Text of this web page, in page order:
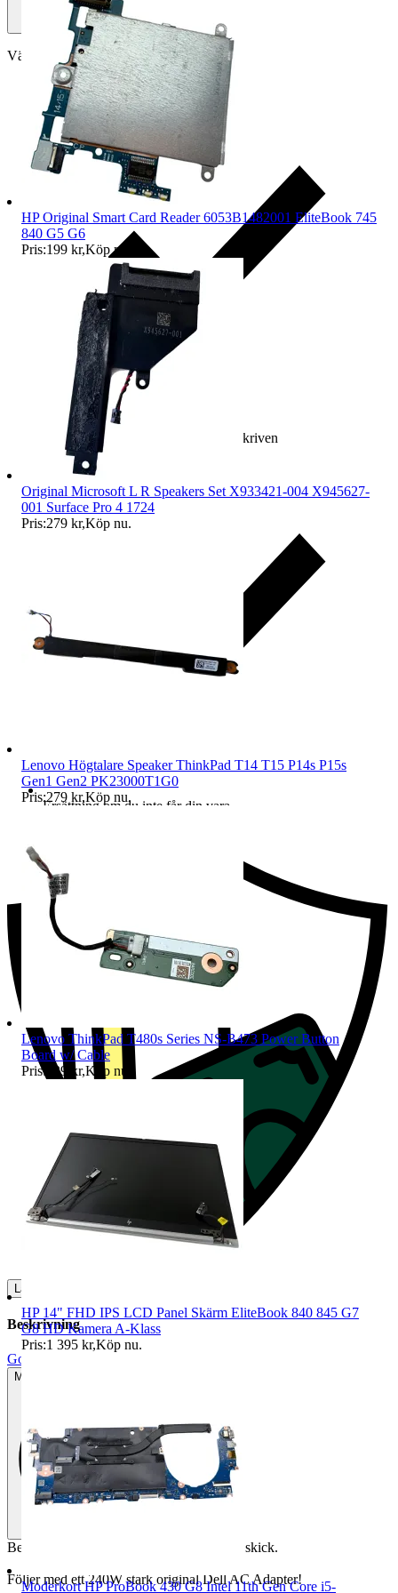
Välj till köparskydd
Ersättning om varan inte är som beskriven
Ersättning om du inte får din vara
Lagerstatus
Beskrivning
Gott använt skick
Mindre tecken på användning
Begagnad Dell Dock WD19 i mycket fint skick.
Följer med ett 240W stark original Dell AC Adapter!
HP Original Smart Card Reader 6053B1482001 EliteBook 745
840 G5 G6
Pris:199 kr,Köp nu
Original Microsoft L R Speakers Set X933421-004 X945627-
001 Surface Pro 4 1724
Pris:279 kr,Köp nu.
Lenovo Högtalare Speaker ThinkPad T14 T15 P14s P15s
Gen1 Gen2 PK23000T1G0
Pris:279 kr,Köp nu.
Lenovo ThinkPad T480s Series NS-B473 Power Button
Board w/ Cable
Pris:
139 kr,Köp nu
HP 14" FHD IPS LCD Panel Skärm EliteBook 840 845 G7
G8 HD Kamera A-Klass
Pris:1 395 kr,Köp nu.
Moderkort HP ProBook 430 G8 Intel 11th Gen Core i5-